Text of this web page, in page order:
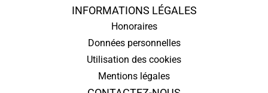
INFORMATIONS LÉGALES
Honoraires
Données personnelles
Utilisation des cookies
Mentions légales